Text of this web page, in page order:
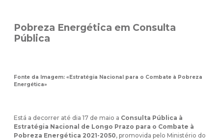
Pobreza Energética em Consulta
Pública
Fonte da Imagem: «Estratégia Nacional para o Combate à Pobreza
Energética»
Está a decorrer até dia 17 de maio a Consulta Pública à
Estratégia Nacional de Longo Prazo para o Combate à
Pobreza Energética 2021-2050, promovida pelo Ministério do